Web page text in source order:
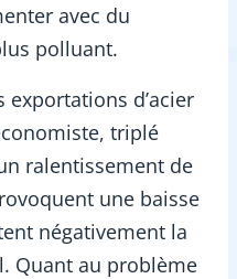
avec du
polluant.
d’acier
triplé
ralentissement de
une baisse
négativement la
Quant au problème